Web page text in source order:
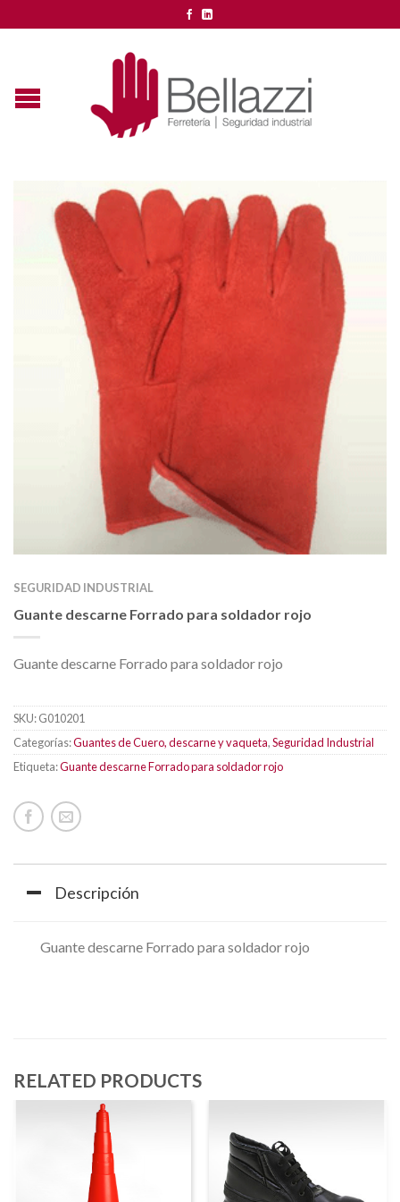
SEGURIDAD INDUSTRIAL
Guante descarne Forrado para soldador rojo
Guante descarne Forrado para soldador rojo
SKU:G010201
Categorías:Guantes de Cuero, descarne y vaqueta,Seguridad Industrial
Etiqueta:Guante descarne Forrado para soldador rojo
Descripción
Guante descarne Forrado para soldador rojo
RELATED PRODUCTS